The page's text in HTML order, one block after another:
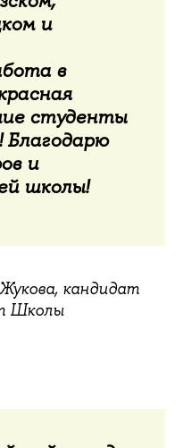
и
в
студенты
Благодарю
и
школы!
кандидат
Школы